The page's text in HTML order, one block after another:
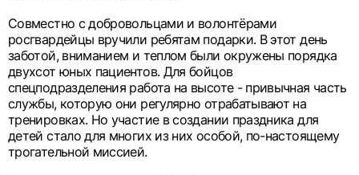
Совместно с добровольцами и волонтёрами
росгвардейцы вручили ребятам подарки. В этот день
заботой, вниманием и теплом были окружены порядка
двухсот юных пациентов. Для бойцов
спецподразделения работа на высоте - привычная часть
службы, которую они регулярно отрабатывают на
тренировках. Но участие в создании праздника для
детей стало для многих из них особой, по-настоящему
трогательной миссией.